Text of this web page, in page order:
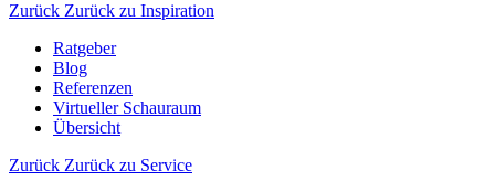
Zurück Zurück zu Inspiration
Ratgeber
Blog
Referenzen
Virtueller Schauraum
Übersicht
Zurück Zurück zu Service